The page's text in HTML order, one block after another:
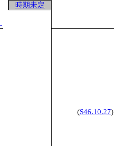
時期未定
(S46.10.27)